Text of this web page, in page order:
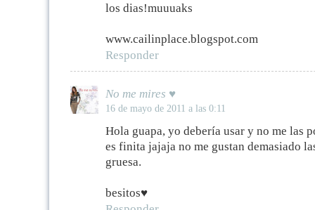
los dias!muuuaks
www.cailinplace.blogspot.com
Responder
No me mires ♥
16 de mayo de 2011 a las 0:11
Hola guapa, yo debería usar y no me las
es finita jajaja no me gustan demasiado
gruesa.
besitos♥